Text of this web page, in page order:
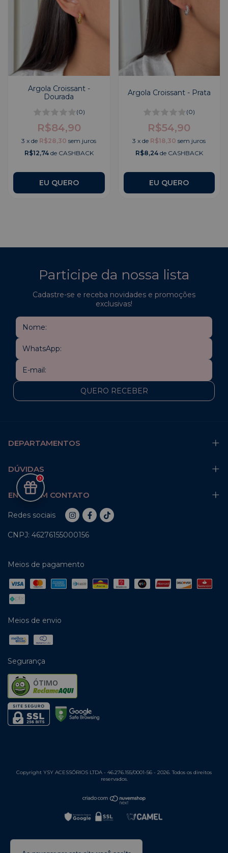
Argola Croissant -
Dourada
(0)
R$84,90
3 xde R$28,30 sem juros
R$12,74de CASHBACK
Argola Croissant - Prata
(0)
R$54,90
3 xde R$18,30 sem juros
R$8,24de CASHBACK
Participe da nossa lista
Cadastre-se e receba novidades e promoções
exclusivas!
DEPARTAMENTOS
DÚVIDAS
ENTRE EM CONTATO
Redes sociais
CNPJ: 46276155000156
Meios de pagamento
Meios de envio
Segurança
ÓTIMO
Copyright YSY ACESSÓRIOS LTDA - 46.276.155/0001-56 - 2026. Todos os direitos
reservados.
3